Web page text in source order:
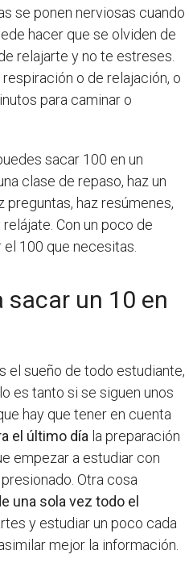
se ponen nerviosas cuando
hacer que se olviden de
relajarte y no te estreses.
o de relajación, o
para caminar o
sacar 100 en un
clase de repaso, haz un
preguntas, haz resúmenes,
Con un poco de
100 que necesitas.
sacar un 10 en
el sueño de todo estudiante,
es tanto si se siguen unos
hay que tener en cuenta
el último día la preparación
empezar a estudiar con
Otra cosa
una sola vez todo el
y estudiar un poco cada
mejor la información.